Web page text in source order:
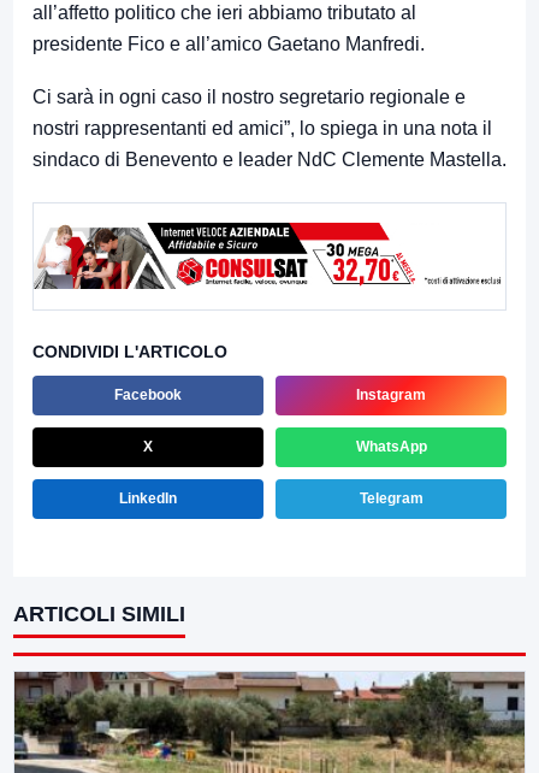
all’affetto politico che ieri abbiamo tributato al
presidente Fico e all’amico Gaetano Manfredi.
Ci sarà in ogni caso il nostro segretario regionale e
nostri rappresentanti ed amici”, lo spiega in una nota il
sindaco di Benevento e leader NdC Clemente Mastella.
CONDIVIDI L'ARTICOLO
Facebook Instagram
X WhatsApp
LinkedIn Telegram
ARTICOLI SIMILI